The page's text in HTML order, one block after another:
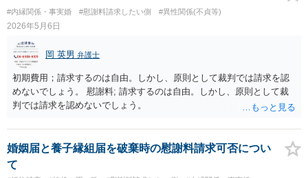
て」 A→Bを飛ばして「A→C」の変更で済ませることは可能です。 氏
名変更の際、多くの機関では「変更の経緯がわかる公的書類（戸籍謄
本など）」を求められます。戸籍には「苗字AからBに変わり、その後
Cになった」という履歴が全て記載されるため、Bの期間にカード等の
名義変更を一切行わず、Cになってから一気に「A→C」へ書き換える
手続きを行えば、手間は一度で済みます。 最後に、 「3. 「結婚後の
養子縁組」ルートの妥当性」 ご友人が提案された「婚姻届 → 養子縁
組届」の順序が、最も効率的かつ確実です。 理由1：手続きの簡略化
先に氏をBに変える（入籍前に氏を変える）には、家庭裁判所の許可
（氏の変更許可申し立て）が必要になるケースがあり、手間がかかり
ます。 理由2：目的の達成 結婚後に継父と養子縁組をしても、婚姻中
の氏は「夫の氏（C）」が優先されます。しかし、万が一離婚した際に
#内縁関係・事実婚 #慰謝料請求したい側 #異性関係(不貞等)
2026年5月6日
岡 英男 弁護士
初期費用；請求するのは自由。しかし、原則として裁判では請求を認
めないでしょう。 慰謝料; 請求するのは自由。しかし、原則として裁
判では請求を認めないでしょう。
婚姻届と養子縁組届を破棄時の慰謝料請求可否につい
て